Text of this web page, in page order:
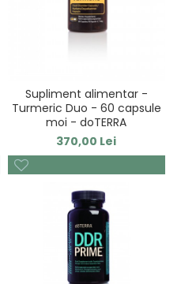
Supliment alimentar -
Turmeric Duo - 60 capsule
moi - doTERRA
370,00 Lei